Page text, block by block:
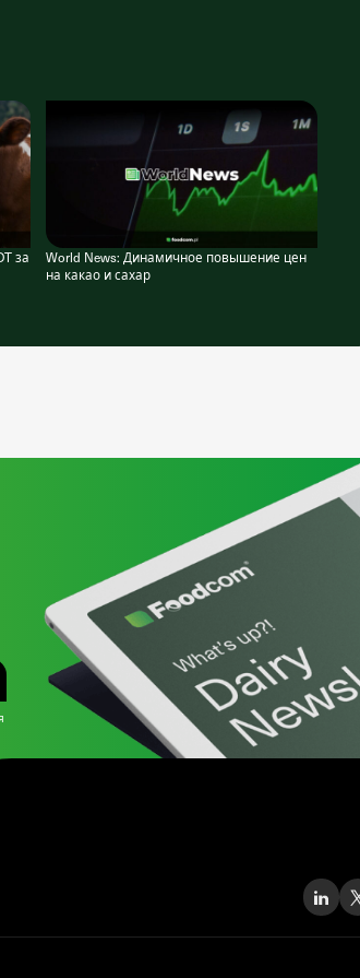
за
World News: Динамичное повышение цен
на какао и сахар